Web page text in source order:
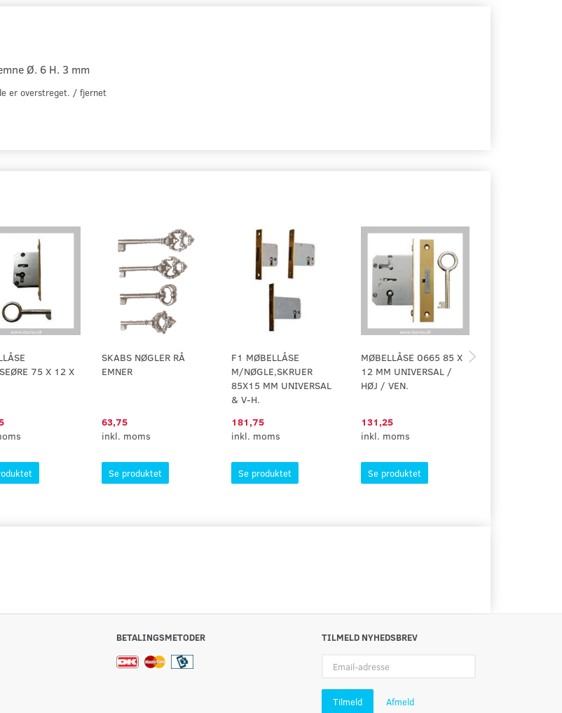
Ø. 6 H. 3 mm
er overstreget. / fjernet
75 X 12 X
SKABS NØGLER RÅ
EMNER
63,75
inkl. moms
Se produktet
F1 MØBELLÅSE
M/NØGLE,SKRUER
85X15 MM UNIVERSAL
& V-H.
181,75
inkl. moms
Se produktet
MØBELLÅSE 0665 85 X
12 MM UNIVERSAL /
HØJ / VEN.
131,25
inkl. moms
Se produktet
BETALINGSMETODER
TILMELD NYHEDSBREV
adresse
Tilmeld Afmeld